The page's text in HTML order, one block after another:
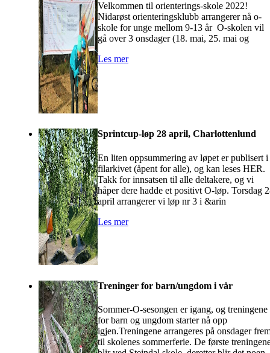
Velkommen til orienterings-skole 2022!
Nidarøst orienteringsklubb arrangerer nå o-
skole for unge mellom 9-13 år O-skolen vil
gå over 3 onsdager (18. mai, 25. mai og
Les mer
Sprintcup-løp 28 april, Charlottenlund
En liten oppsummering av løpet er publisert i
filarkivet (åpent for alle), og kan leses HER.
Takk for innsatsen til alle deltakere, og vi
håper dere hadde et positivt O-løp. Torsdag
april arrangerer vi løp nr 3 i &arin
Les mer
Treninger for barn/ungdom i vår
Sommer-O-sesongen er igang, og treningene
for barn og ungdom starter nå opp
igjen.Treningene arrangeres på onsdager
til skolenes sommerferie. De første